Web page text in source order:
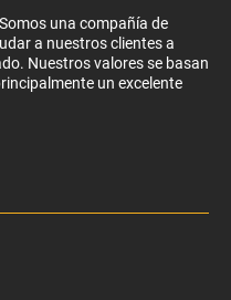
una compañía de
a nuestros clientes a
Nuestros valores se basan
un excelente